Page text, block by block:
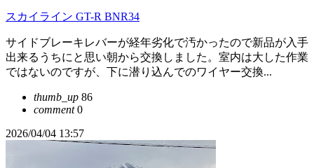
スカイライン GT-R BNR34
サイドブレーキレバーが経年劣化で汚かったので新品が入手
出来るうちにと思い朝から交換しました。室内は大した作業
ではないのですが、下に潜り込んでのワイヤー交換...
thumb_up 86
comment0
2026/04/04 13:57